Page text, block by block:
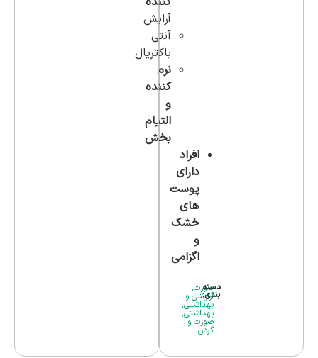
آرایش
آنتی
باکتریال
نرم
کننده
و
التیام
بخش
افراد
دارای
پوست
های
خشک
و
اگزامی
صورت,
آرایشی و
بهداشتی,
بهداشتی,
صورت و
گردن
دسته
بندی: